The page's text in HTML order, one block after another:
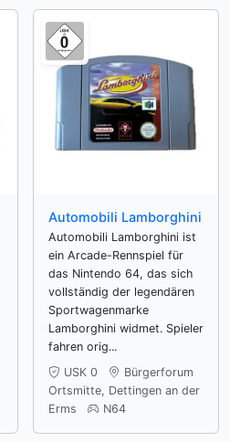
Automobili Lamborghini
Automobili Lamborghini ist
ein Arcade-Rennspiel für
das Nintendo 64, das sich
vollständig der legendären
Sportwagenmarke
Lamborghini widmet. Spieler
fahren orig...
USK 0
Bürgerforum
Ortsmitte, Dettingen an der
Erms
N64